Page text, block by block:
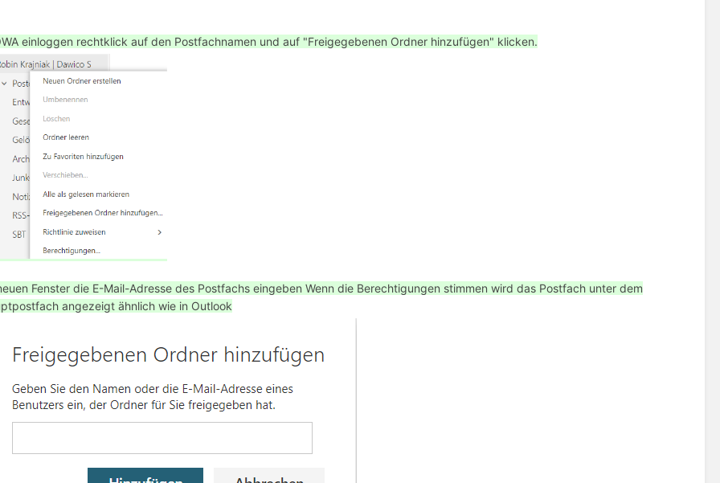
einloggen rechtklick auf den Postfachnamen und auf "Freigegebenen Ordner hinzufügen" klicken.
Fenster die E-Mail-Adresse des Postfachs eingeben Wenn die Berechtigungen stimmen wird das Postfach unter dem
angezeigt ähnlich wie in Outlook